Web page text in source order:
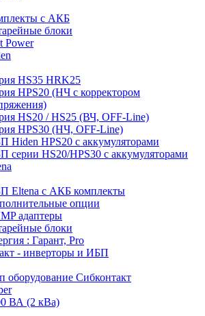
с АКБ
блоки
Power
HS35 HRK25
HPS20 (НЧ с корректором
HS20 / HS25 (ВЧ, OFF-Line)
HPS30 (НЧ, OFF-Line)
Hiden HPS20 с аккумуляторами
серии HS20/HPS30 с аккумуляторами
Eltena с АКБ комплекты
опции
адаптеры
блоки
: Гарант, Pro
- инверторы и ИБП
оборудование Сибконтакт
ВА (2 кВа)